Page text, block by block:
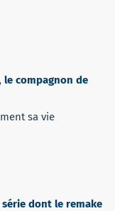
le compagnon de
sa vie
dont le remake